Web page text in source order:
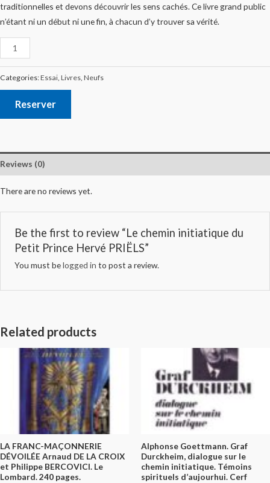
traditionnelles et devons découvrir les sens cachés. Ce livre grand public
n’étant ni un début ni une fin, à chacun d’y trouver sa vérité.
Categories:Essai Livres Neufs
Reserver
Reviews (0)
There are no reviews yet.
Be the first to review “Le chemin initiatique du
Petit Prince Hervé PRIËLS”
You must belogged in to post a review.
Related products
LA FRANC-MAÇONNERIE
DÉVOILÉE Arnaud DE LA CROIX
et Philippe BERCOVICI. Le
Lombard. 240 pages.
Alphonse Goettmann. Graf
Durckheim, dialogue sur le
chemin initiatique. Témoins
spirituels d’aujourhui. Cerf